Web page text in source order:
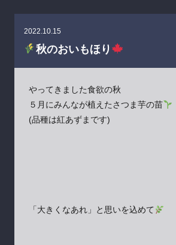
秋のおいもほり
2022.10.15
やってきました食欲の秋
５月にみんなが植えたさつま芋の苗
(品種は紅あずまです)
「大きくなあれ」と思いを込めて